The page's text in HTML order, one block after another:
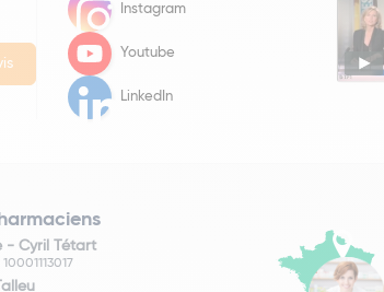
Instagram
Youtube
LinkedIn
- Cyril Tétart
10001113017